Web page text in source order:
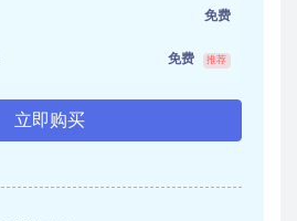
免费
免费 推荐
立即购买